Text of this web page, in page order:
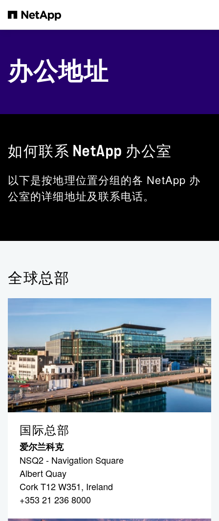
办公地址
如何联系 NetApp 办公室
以下是按地理位置分组的各 NetApp 办
公室的详细地址及联系电话。
全球总部
国际总部
爱尔兰科克
NSQ2 - Navigation Square
Albert Quay
Cork T12 W351, Ireland
+353 21 236 8000